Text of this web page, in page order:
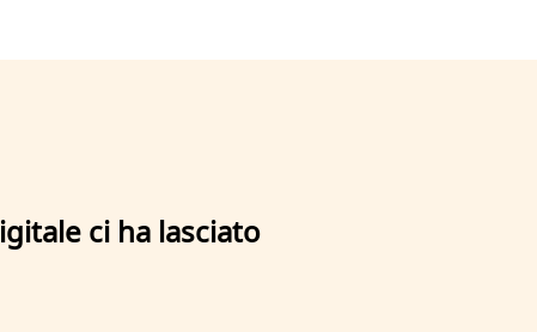
ci ha lasciato